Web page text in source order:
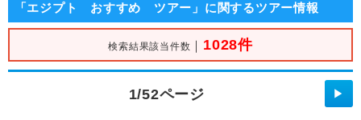
「エジプト おすすめ ツアー」に関するツアー情報
検索結果該当件数 ｜ 1028件
1/52ページ ▶